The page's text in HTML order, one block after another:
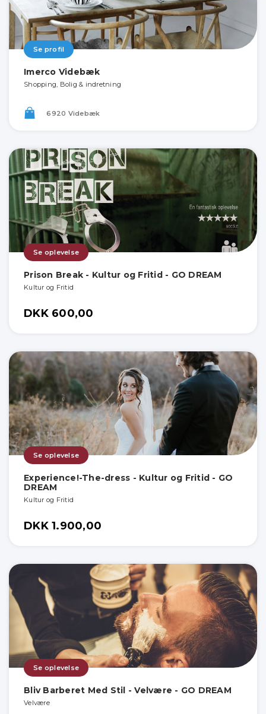
Se profil
Imerco Videbæk
Shopping, Bolig & indretning
6920 Videbæk
Se oplevelse
Prison Break - Kultur og Fritid - GO DREAM
Kultur og Fritid
DKK 600,00
Se oplevelse
Experience!-The-dress - Kultur og Fritid - GO
DREAM
Kultur og Fritid
DKK 1.900,00
Se oplevelse
Bliv Barberet Med Stil - Velvære - GO DREAM
Velvære